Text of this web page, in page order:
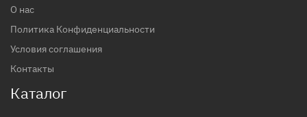
О нас
Политика Конфиденциальности
Условия соглашения
Контакты
Каталог